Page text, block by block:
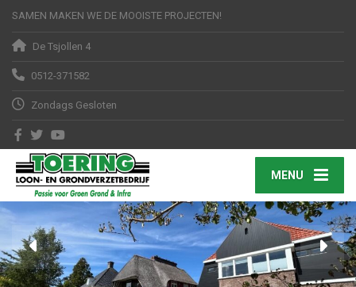
SAMEN MAKEN WE DE MOOISTE PROJECTEN!
De Tsjollen 4
0512-371582
Zondags Gesloten
MENU